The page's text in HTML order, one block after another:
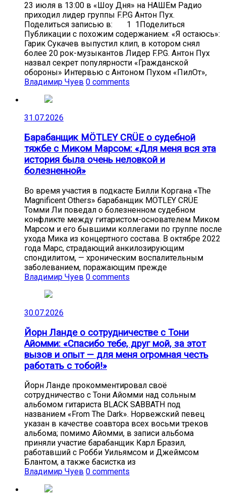
23 июля в 13:00 в «Шоу Дня» на НАШЕм Радио
приходил лидер группы F.P.G Антон Пух.
Поделиться записью в: 1 1Поделиться
Публикации с похожим содержанием: «Я остаюсь»:
Гарик Сукачев выпустил клип, в котором снял
более 20 рок-музыкантов Лидер F.P.G. Антон Пух
назвал секрет популярности «Гражданской
обороны» Интервью с Антоном Пухом «ПилОт»,
Владимир Чуев 0 comments
31.07.2026
Барабанщик MÖTLEY CRÜE о судебной
тяжбе с Миком Марсом: «Для меня вся эта
история была очень неловкой и
болезненной»
Во время участия в подкасте Билли Коргана «The
Magnificent Others» барабанщик MÖTLEY CRÜE
Томми Ли поведал о болезненном судебном
конфликте между гитаристом-основателем Миком
Марсом и его бывшими коллегами по группе после
ухода Мика из концертного состава. В октябре 2022
года Марс, страдающий анкилозирующим
спондилитом, — хроническим воспалительным
заболеванием, поражающим прежде
Владимир Чуев 0 comments
30.07.2026
Йорн Ланде о сотрудничестве с Тони
Айомми: «Спасибо тебе, друг мой, за этот
вызов и опыт — для меня огромная честь
работать с тобой!»
Йорн Ланде прокомментировал своё
сотрудничество с Тони Айомми над сольным
альбомом гитариста BLACK SABBATH под
названием «From The Dark». Норвежский певец
указан в качестве соавтора всех восьми треков
альбома; помимо Айомми, в записи альбома
приняли участие барабанщик Карл Бразил,
работавший с Робби Уильямсом и Джеймсом
Блантом, а также басистка из
Владимир Чуев 0 comments